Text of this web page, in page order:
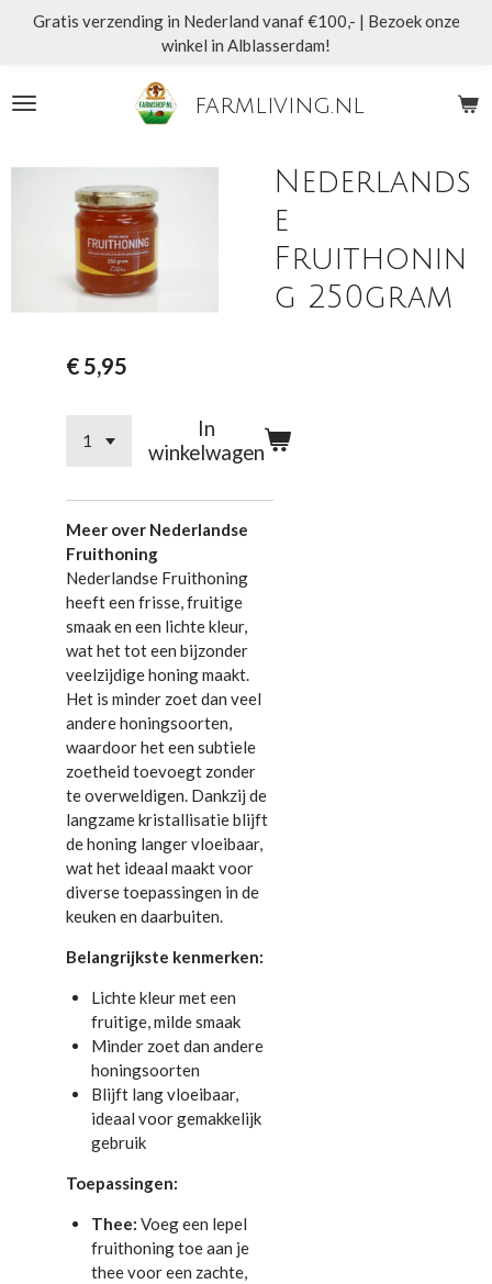
de
farmliving.nl
Gratis verzending in Nederland vanaf €100,- | Bezoek onze
winkel in Alblasserdam!
Nederlands
e
Fruithonin
g 250gram
€ 5,95
In
winkelwagen
Meer over Nederlandse
Fruithoning
Nederlandse Fruithoning
heeft een frisse, fruitige
smaak en een lichte kleur,
wat het tot een bijzonder
veelzijdige honing maakt.
Het is minder zoet dan veel
andere honingsoorten,
waardoor het een subtiele
zoetheid toevoegt zonder
te overweldigen. Dankzij de
langzame kristallisatie blijft
de honing langer vloeibaar,
wat het ideaal maakt voor
diverse toepassingen in de
keuken en daarbuiten.
Belangrijkste kenmerken:
Lichte kleur met een
fruitige, milde smaak
Minder zoet dan andere
honingsoorten
Blijft lang vloeibaar,
ideaal voor gemakkelijk
gebruik
Toepassingen:
Thee: Voeg een lepel
fruithoning toe aan je
thee voor een zachte,